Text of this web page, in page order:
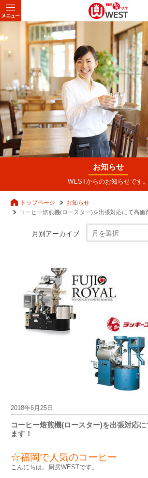
お知らせ
WESTからのお知らせです。
トップページ
お知らせ
コーヒー焙煎機(ロースター)を出張対応にて高価
月別アーカイブ
2018年6月25日
コーヒー焙煎機(ロースター)を出張対応
ます！
☆福岡で人気のコーヒー
こんにちは。厨房WESTです。